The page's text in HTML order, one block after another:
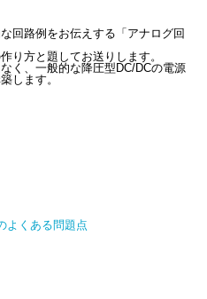
回路例をお伝えする「アナログ回
り方と題してお送りします。
く、一般的な降圧型DC/DCの電源
します。
よくある問題点